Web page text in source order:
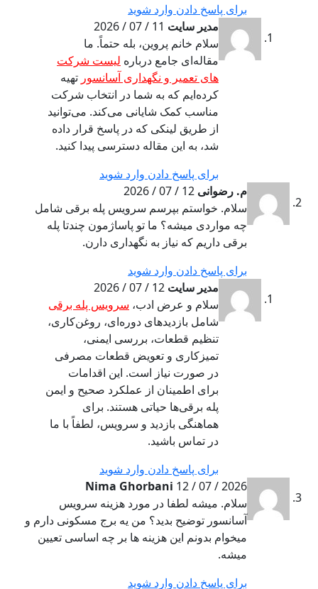
برای پاسخ دادن وارد شوید
مدیر سایت 11 / 07 / 2026
سلام خانم پروین، بله حتماً. ما
مقاله‌ای جامع درباره لیست شرکت
های تعمیر و نگهداری آسانسور تهیه
کرده‌ایم که به شما در انتخاب شرکت
مناسب کمک شایانی می‌کند. می‌توانید
از طریق لینکی که در پاسخ قرار داده
شد، به این مقاله دسترسی پیدا کنید.
برای پاسخ دادن وارد شوید
م. رضوانی 12 / 07 / 2026
سلام. خواستم بپرسم سرویس پله برقی شامل
چه مواردی میشه؟ ما تو پاساژمون چندتا پله
برقی داریم که نیاز به نگهداری دارن.
برای پاسخ دادن وارد شوید
مدیر سایت 12 / 07 / 2026
سلام و عرض ادب، سرویس پله برقی
شامل بازدیدهای دوره‌ای، روغن‌کاری،
تنظیم قطعات، بررسی ایمنی،
تمیزکاری و تعویض قطعات مصرفی
در صورت نیاز است. این اقدامات
برای اطمینان از عملکرد صحیح و ایمن
پله برقی‌ها حیاتی هستند. برای
هماهنگی بازدید و سرویس، لطفاً با ما
در تماس باشید.
برای پاسخ دادن وارد شوید
Nima Ghorbani 12 / 07 / 2026
سلام. میشه لطفا در مورد هزینه سرویس
آسانسور توضیح بدید؟ من یه برج مسکونی دارم و
میخوام بدونم این هزینه ها بر چه اساسی تعیین
میشه.
برای پاسخ دادن وارد شوید